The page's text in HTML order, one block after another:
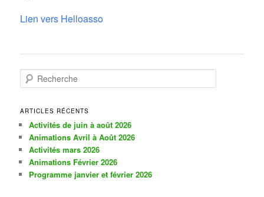
Lien vers Helloasso
e
h
c
h
e
ARTICLES RÉCENTS
Activités de juin à août 2026
Animations Avril à Août 2026
Activités mars 2026
Animations Février 2026
Programme janvier et février 2026